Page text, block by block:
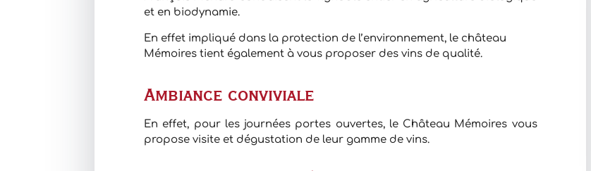
et en biodynamie.
En effet impliqué dans la protection de l’environnement, le château
Mémoires tient également à vous proposer des vins de qualité.
Ambiance conviviale
En effet, pour les journées portes ouvertes, le Château Mémoires vous
propose visite et dégustation de leur gamme de vins.